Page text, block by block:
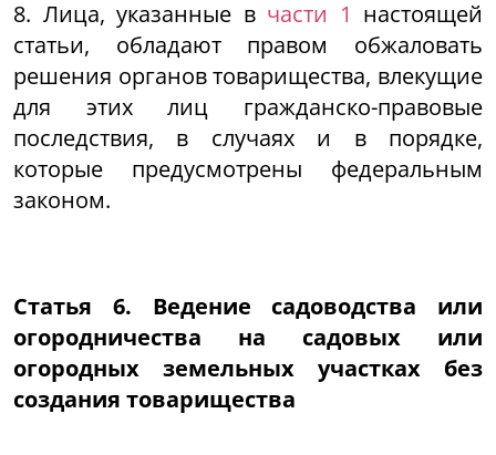
8. Лица, указанные в части 1 настоящей
статьи, обладают правом обжаловать
решения органов товарищества, влекущие
для этих лиц гражданско-правовые
последствия, в случаях и в порядке,
которые предусмотрены федеральным
законом.
Статья 6. Ведение садоводства или
огородничества на садовых или
огородных земельных участках без
создания товарищества